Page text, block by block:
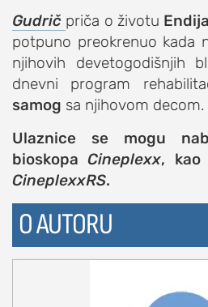
studentski život
zdravlje
it
kolumna
sdl podkast
STUDENTSKI
o nama
impresum
kontakt
Gudrič priča o životu
potpuno preokrenuo kada
njihovih devetogodišnjih
dnevni program
samog sa njihovom decom.
Ulaznice se mogu
bioskopaCineplexx, kao
CineplexxRS.
O AUTORU